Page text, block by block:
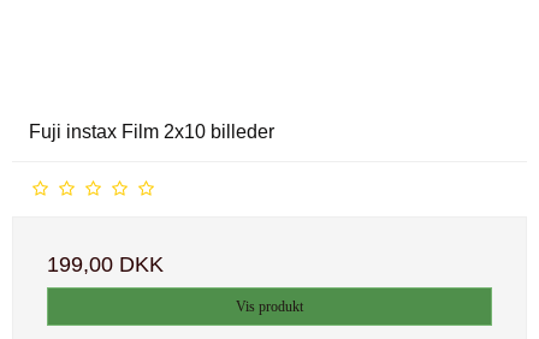
Fuji instax Film 2x10 billeder
199,00 DKK
Vis produkt